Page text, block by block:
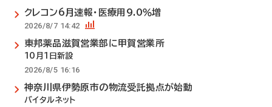
クレコン6月速報・医療用9.0％増
2026/8/7 14:42
東邦薬品滋賀営業部に甲賀営業所
10月1日新設
2026/8/5 16:16
神奈川県伊勢原市の物流受託拠点が始動
バイタルネット